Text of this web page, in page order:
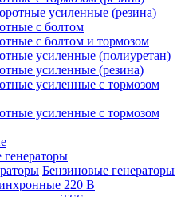
усиленные (резина)
с болтом
с болтом и тормозом
усиленные (полиуретан)
усиленные (резина)
усиленные с тормозом
усиленные с тормозом
Бензиновые генераторы
220 В